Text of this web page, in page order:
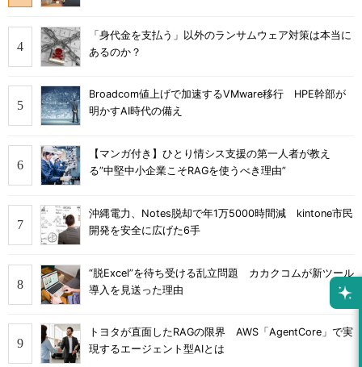
「身代金を支払う」以外のランサムウェア対策は本当に
あるのか？
Broadcom値上げで加速するVMware移行 HPE幹部が
明かすAI時代の備え
【マンガ付き】ひとり情シス支援の第一人者が教え
る”中堅中小企業こそRAGを使うべき理由”
沖縄電力、Notes脱却で年1万5000時間減 kintone市民
開発を安全に広げた6手
“脱Excel”を待ち受ける乱立問題 カカクコムが新ツール
導入を見送った理由
トヨタが直面したRAGの限界 AWS「AgentCore」で実
現するエージェント型AIとは